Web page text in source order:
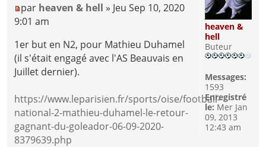
par heaven & hell » Jeu Sep 10, 2020
9:01 am
1er but en N2, pour Mathieu Duhamel
(il s'était engagé avec l'AS Beauvais en
Juillet dernier).
https://www.leparisien.fr/sports/oise/football-
national-2-mathieu-duhamel-le-retour-
gagnant-du-goleador-06-09-2020-
8379639.php
heaven &
hell
Buteur
Messages:
1593
Enregistré
le: Mer Jan
09, 2013
12:43 am